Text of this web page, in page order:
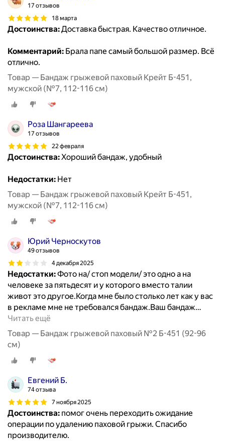
17 отзывов
18 марта
Достоинства:Доставка быстрая. Качество отличное.
Комментарий: Брала папе самый большой размер. Всё
отлично.
Товар — Бандаж грыжевой паховый Крейт Б-451,
мужской (№7, 112-116 см)
Роза Шангареева
17 отзывов
22 февраля
Достоинства:Хороший бандаж, удобный
Недостатки: Нет
Товар — Бандаж грыжевой паховый Крейт Б-451,
мужской (№7, 112-116 см)
Юрий Черноскутов
49 отзывов
4 декабря 2025
Недостатки:Фото на/ стоп модели/ это одно а на
человеке за пятьдесят и у которого вместо талии
живот это другое.Когда мне было столько лет как у вас
в рекламе мне не требовался бандаж.Ваш бандаж…
Читать ещё
Товар — Бандаж грыжевой паховый №2 Б-451 (92-96
см)
Евгений Б.
74 отзыва
7 ноября 2025
Достоинства: помог очень переходить ожидание
операции по удалению паховой грыжи. Спасибо
производителю.